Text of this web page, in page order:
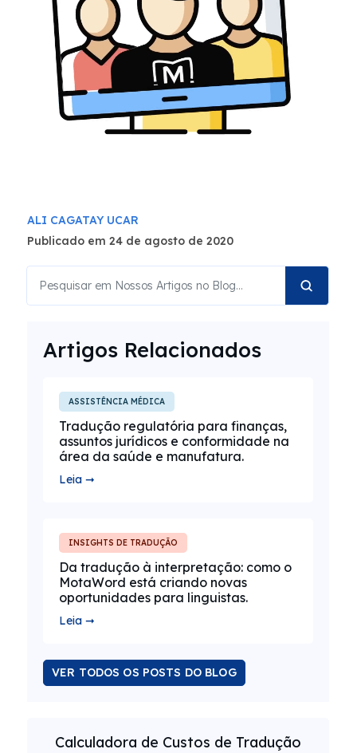
ALI CAGATAY UCAR
Publicado em 24 de agosto de 2020
Artigos Relacionados
ASSISTÊNCIA MÉDICA
Tradução regulatória para finanças,
assuntos jurídicos e conformidade na
área da saúde e manufatura.
Leia ➞
INSIGHTS DE TRADUÇÃO
Da tradução à interpretação: como o
MotaWord está criando novas
oportunidades para linguistas.
Leia ➞
VER TODOS OS POSTS DO BLOG
Calculadora de Custos de Tradução